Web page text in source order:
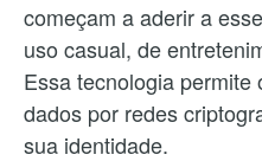
começam a aderir a
uso casual, de
Essa tecnologia
dados por redes
sua identidade.